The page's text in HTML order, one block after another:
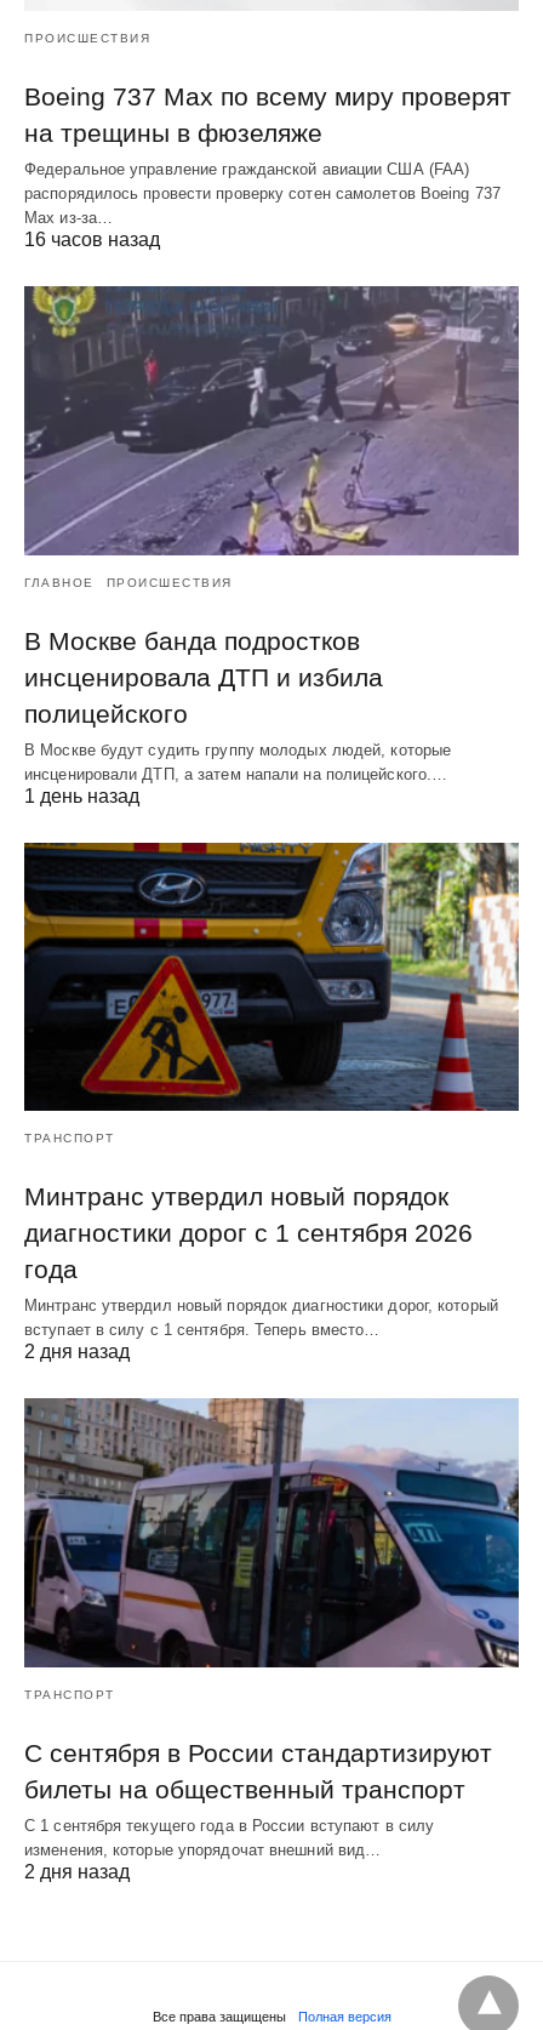
ПРОИСШЕСТВИЯ
Boeing 737 Max по всему миру проверят
на трещины в фюзеляже
Федеральное управление гражданской авиации США (FAA)
распорядилось провести проверку сотен самолетов Boeing 737
Max из-за…
16 часов назад
ГЛАВНОЕ ПРОИСШЕСТВИЯ
В Москве банда подростков
инсценировала ДТП и избила
полицейского
В Москве будут судить группу молодых людей, которые
инсценировали ДТП, а затем напали на полицейского.…
1 день назад
ТРАНСПОРТ
Минтранс утвердил новый порядок
диагностики дорог с 1 сентября 2026
года
Минтранс утвердил новый порядок диагностики дорог, который
вступает в силу с 1 сентября. Теперь вместо…
2 дня назад
ТРАНСПОРТ
С сентября в России стандартизируют
билеты на общественный транспорт
С 1 сентября текущего года в России вступают в силу
изменения, которые упорядочат внешний вид…
2 дня назад
Все права защищены Полная версия